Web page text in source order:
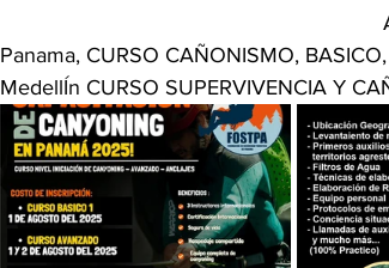
Panama, CURSO CAÑONISMO,
MedellÍn CURSO SUPERVIVENCIA Y